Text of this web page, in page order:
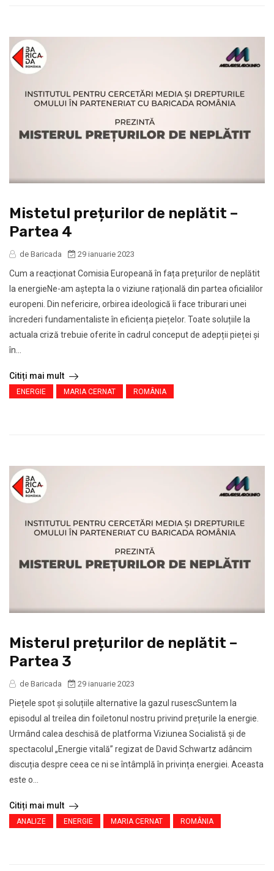
Mistetul prețurilor de neplătit –
Partea 4
de Baricada 29 ianuarie 2023
Cum a reacționat Comisia Europeană în fața prețurilor de neplătit
la energieNe-am aștepta la o viziune rațională din partea oficialilor
europeni. Din nefericire, orbirea ideologică îi face triburari unei
încrederi fundamentaliste în eficiența piețelor. Toate soluțiile la
actuala criză trebuie oferite în cadrul conceput de adepții pieței și
în...
Citiți mai mult
ENERGIE MARIA CERNAT ROMÂNIA
Misterul prețurilor de neplătit –
Partea 3
de Baricada 29 ianuarie 2023
Piețele spot și soluțiile alternative la gazul rusescSuntem la
episodul al treilea din foiletonul nostru privind prețurile la energie.
Urmând calea deschisă de platforma Viziunea Socialistă și de
spectacolul „Energie vitală” regizat de David Schwartz adâncim
discuția despre ceea ce ni se întâmplă în privința energiei. Aceasta
este o...
Citiți mai mult
ANALIZE ENERGIE MARIA CERNAT ROMÂNIA